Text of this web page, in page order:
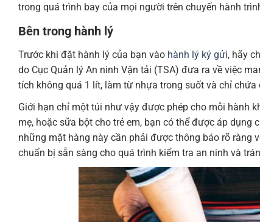
trong quá trình bay của mọi người trên chuyến hành
Bên trong hành lý
Trước khi đặt hành lý của bạn vào hành lý ký gửi, hãy
do Cục Quản lý An ninh Vận tải (TSA) đưa ra về việc
tích không quá 1 lít, làm từ nhựa trong suốt và chỉ
Giới hạn chỉ một túi như vậy được phép cho mỗi hành
mẹ, hoặc sữa bột cho trẻ em, bạn có thể được áp
những mặt hàng này cần phải được thông báo rõ ràng
chuẩn bị sẵn sàng cho quá trình kiểm tra an ninh và